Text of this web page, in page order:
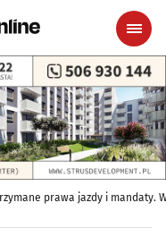
prawa jazdy i mandaty.